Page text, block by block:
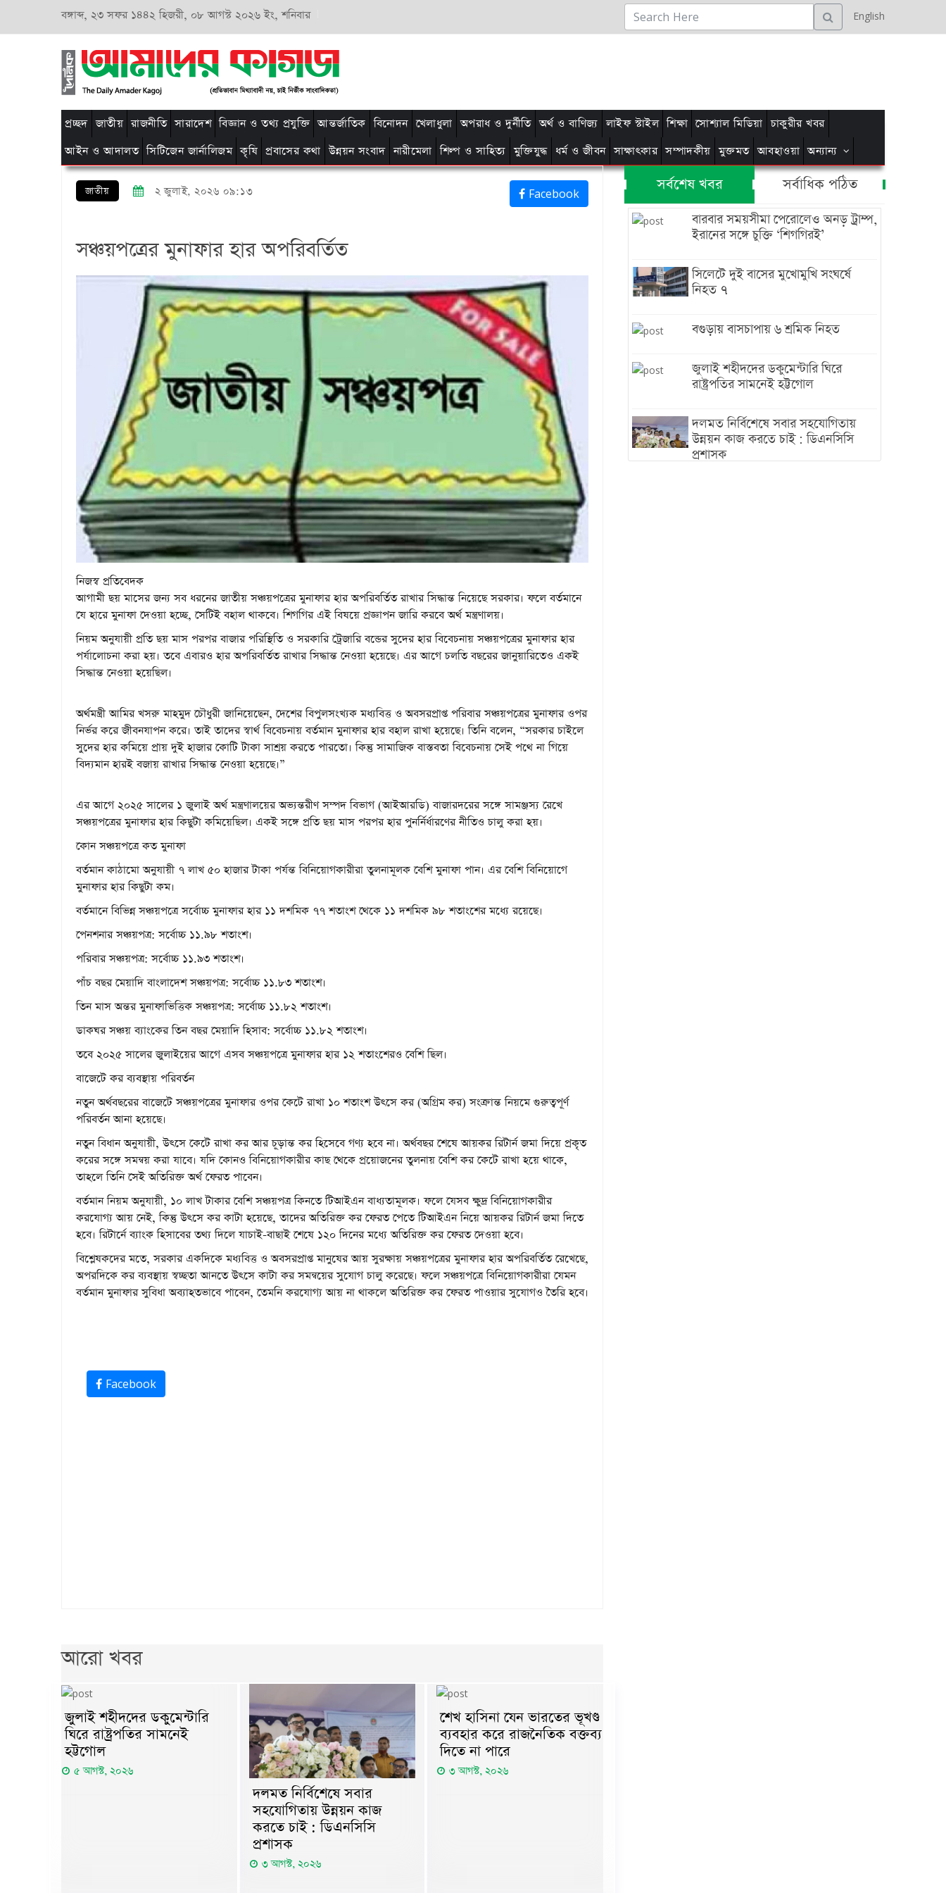
বঙ্গাব্দ, ২৩ সফর ১৪৪২ হিজরী, ০৮ আগস্ট ২০২৬ ইং, শনিবার English
প্রচ্ছদ জাতীয় রাজনীতি সারাদেশ বিজ্ঞান ও তথ্য প্রযুক্তি আন্তর্জাতিক বিনোদন খেলাধুলা অপরাধ ও দুর্নীতি অর্থ ও বাণিজ্য লাইফ স্টাইল শিক্ষা সোশ্যাল মিডিয়া চাকুরীর খবর
আইন ও আদালত সিটিজেন জার্নালিজম কৃষি প্রবাসের কথা উন্নয়ন সংবাদ নারীমেলা শিল্প ও সাহিত্য মুক্তিযুদ্ধ ধর্ম ও জীবন সাক্ষাৎকার সম্পাদকীয় মুক্তমত আবহাওয়া অন্যান্য
জাতীয় ২ জুলাই, ২০২৬ ০৯:১৩ Facebook
সঞ্চয়পত্রের মুনাফার হার অপরিবর্তিত
নিজস্ব প্রতিবেদক
আগামী ছয় মাসের জন্য সব ধরনের জাতীয় সঞ্চয়পত্রের মুনাফার হার অপরিবর্তিত রাখার সিদ্ধান্ত নিয়েছে সরকার। ফলে বর্তমানে
যে হারে মুনাফা দেওয়া হচ্ছে, সেটিই বহাল থাকবে। শিগগির এই বিষয়ে প্রজ্ঞাপন জারি করবে অর্থ মন্ত্রণালয়।
নিয়ম অনুযায়ী প্রতি ছয় মাস পরপর বাজার পরিস্থিতি ও সরকারি ট্রেজারি বন্ডের সুদের হার বিবেচনায় সঞ্চয়পত্রের মুনাফার হার
পর্যালোচনা করা হয়। তবে এবারও হার অপরিবর্তিত রাখার সিদ্ধান্ত নেওয়া হয়েছে। এর আগে চলতি বছরের জানুয়ারিতেও একই
সিদ্ধান্ত নেওয়া হয়েছিল।
অর্থমন্ত্রী আমির খসরু মাহমুদ চৌধুরী জানিয়েছেন, দেশের বিপুলসংখ্যক মধ্যবিত্ত ও অবসরপ্রাপ্ত পরিবার সঞ্চয়পত্রের মুনাফার ওপর
নির্ভর করে জীবনযাপন করে। তাই তাদের স্বার্থ বিবেচনায় বর্তমান মুনাফার হার বহাল রাখা হয়েছে। তিনি বলেন, “সরকার চাইলে
সুদের হার কমিয়ে প্রায় দুই হাজার কোটি টাকা সাশ্রয় করতে পারতো। কিন্তু সামাজিক বাস্তবতা বিবেচনায় সেই পথে না গিয়ে
বিদ্যমান হারই বজায় রাখার সিদ্ধান্ত নেওয়া হয়েছে।”
এর আগে ২০২৫ সালের ১ জুলাই অর্থ মন্ত্রণালয়ের অভ্যন্তরীণ সম্পদ বিভাগ (আইআরডি) বাজারদরের সঙ্গে সামঞ্জস্য রেখে
সঞ্চয়পত্রের মুনাফার হার কিছুটা কমিয়েছিল। একই সঙ্গে প্রতি ছয় মাস পরপর হার পুনর্নির্ধারণের নীতিও চালু করা হয়।
কোন সঞ্চয়পত্রে কত মুনাফা
বর্তমান কাঠামো অনুযায়ী ৭ লাখ ৫০ হাজার টাকা পর্যন্ত বিনিয়োগকারীরা তুলনামূলক বেশি মুনাফা পান। এর বেশি বিনিয়োগে
মুনাফার হার কিছুটা কম।
বর্তমানে বিভিন্ন সঞ্চয়পত্রে সর্বোচ্চ মুনাফার হার ১১ দশমিক ৭৭ শতাংশ থেকে ১১ দশমিক ৯৮ শতাংশের মধ্যে রয়েছে।
পেনশনার সঞ্চয়পত্র: সর্বোচ্চ ১১.৯৮ শতাংশ।
পরিবার সঞ্চয়পত্র: সর্বোচ্চ ১১.৯৩ শতাংশ।
পাঁচ বছর মেয়াদি বাংলাদেশ সঞ্চয়পত্র: সর্বোচ্চ ১১.৮৩ শতাংশ।
তিন মাস অন্তর মুনাফাভিত্তিক সঞ্চয়পত্র: সর্বোচ্চ ১১.৮২ শতাংশ।
ডাকঘর সঞ্চয় ব্যাংকের তিন বছর মেয়াদি হিসাব: সর্বোচ্চ ১১.৮২ শতাংশ।
তবে ২০২৫ সালের জুলাইয়ের আগে এসব সঞ্চয়পত্রে মুনাফার হার ১২ শতাংশেরও বেশি ছিল।
বাজেটে কর ব্যবস্থায় পরিবর্তন
নতুন অর্থবছরের বাজেটে সঞ্চয়পত্রের মুনাফার ওপর কেটে রাখা ১০ শতাংশ উৎসে কর (অগ্রিম কর) সংক্রান্ত নিয়মে গুরুত্বপূর্ণ
পরিবর্তন আনা হয়েছে।
নতুন বিধান অনুযায়ী, উৎসে কেটে রাখা কর আর চূড়ান্ত কর হিসেবে গণ্য হবে না। অর্থবছর শেষে আয়কর রিটার্ন জমা দিয়ে প্রকৃত
করের সঙ্গে সমন্বয় করা যাবে। যদি কোনও বিনিয়োগকারীর কাছ থেকে প্রয়োজনের তুলনায় বেশি কর কেটে রাখা হয়ে থাকে,
তাহলে তিনি সেই অতিরিক্ত অর্থ ফেরত পাবেন।
বর্তমান নিয়ম অনুযায়ী, ১০ লাখ টাকার বেশি সঞ্চয়পত্র কিনতে টিআইএন বাধ্যতামূলক। ফলে যেসব ক্ষুদ্র বিনিয়োগকারীর
করযোগ্য আয় নেই, কিন্তু উৎসে কর কাটা হয়েছে, তাদের অতিরিক্ত কর ফেরত পেতে টিআইএন নিয়ে আয়কর রিটার্ন জমা দিতে
হবে। রিটার্নে ব্যাংক হিসাবের তথ্য দিলে যাচাই-বাছাই শেষে ১২০ দিনের মধ্যে অতিরিক্ত কর ফেরত দেওয়া হবে।
বিশ্লেষকদের মতে, সরকার একদিকে মধ্যবিত্ত ও অবসরপ্রাপ্ত মানুষের আয় সুরক্ষায় সঞ্চয়পত্রের মুনাফার হার অপরিবর্তিত রেখেছে,
অপরদিকে কর ব্যবস্থায় স্বচ্ছতা আনতে উৎসে কাটা কর সমন্বয়ের সুযোগ চালু করেছে। ফলে সঞ্চয়পত্রে বিনিয়োগকারীরা যেমন
বর্তমান মুনাফার সুবিধা অব্যাহতভাবে পাবেন, তেমনি করযোগ্য আয় না থাকলে অতিরিক্ত কর ফেরত পাওয়ার সুযোগও তৈরি হবে।
Facebook
আরো খবর
জুলাই শহীদদের ডকুমেন্টারি
ঘিরে রাষ্ট্রপতির সামনেই
হট্টগোল
৫ আগস্ট, ২০২৬
দলমত নির্বিশেষে সবার
সহযোগিতায় উন্নয়ন কাজ
করতে চাই : ডিএনসিসি
প্রশাসক
৩ আগস্ট, ২০২৬
শেখ হাসিনা যেন ভারতের ভূখণ্ড
ব্যবহার করে রাজনৈতিক বক্তব্য
দিতে না পারে
৩ আগস্ট, ২০২৬
সর্বশেষ খবর সর্বাধিক পঠিত
বারবার সময়সীমা পেরোলেও অনড় ট্রাম্প,
ইরানের সঙ্গে চুক্তি ‘শিগগিরই’
সিলেটে দুই বাসের মুখোমুখি সংঘর্ষে
নিহত ৭
বগুড়ায় বাসচাপায় ৬ শ্রমিক নিহত
জুলাই শহীদদের ডকুমেন্টারি ঘিরে
রাষ্ট্রপতির সামনেই হট্টগোল
দলমত নির্বিশেষে সবার সহযোগিতায়
উন্নয়ন কাজ করতে চাই : ডিএনসিসি
প্রশাসক